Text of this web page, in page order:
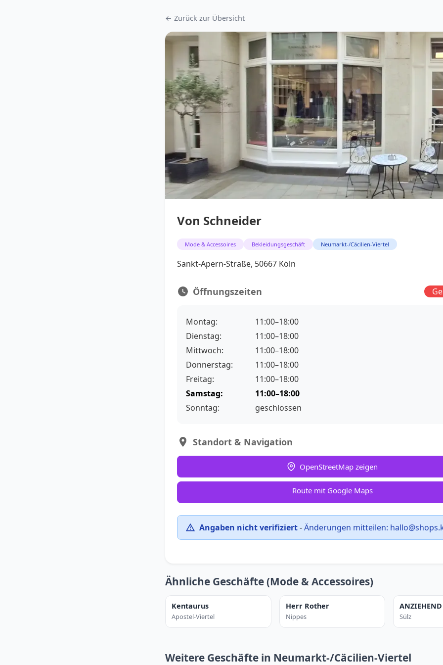
← Zurück zur Übersicht
Von Schneider
Mode & Accessoires Bekleidungsgeschäft Neumarkt-/Cäcilien-Viertel
Sankt-Apern-Straße, 50667 Köln
Öffnungszeiten
Montag:
11:00–18:00
Dienstag:
11:00–18:00
Mittwoch:
11:00–18:00
Donnerstag:
11:00–18:00
Freitag:
11:00–18:00
Samstag:
11:00–18:00
Sonntag:
geschlossen
Standort & Navigation
OpenStreetMap zeigen
Route mit Google Maps
Angaben nicht verifiziert-Änderungen mitteilen:
Ähnliche Geschäfte (Mode & Accessoires)
Kentaurus
Apostel-Viertel
Herr Rother
Nippes Sülz
Weitere Geschäfte in Neumarkt-/Cäcilien-Viertel